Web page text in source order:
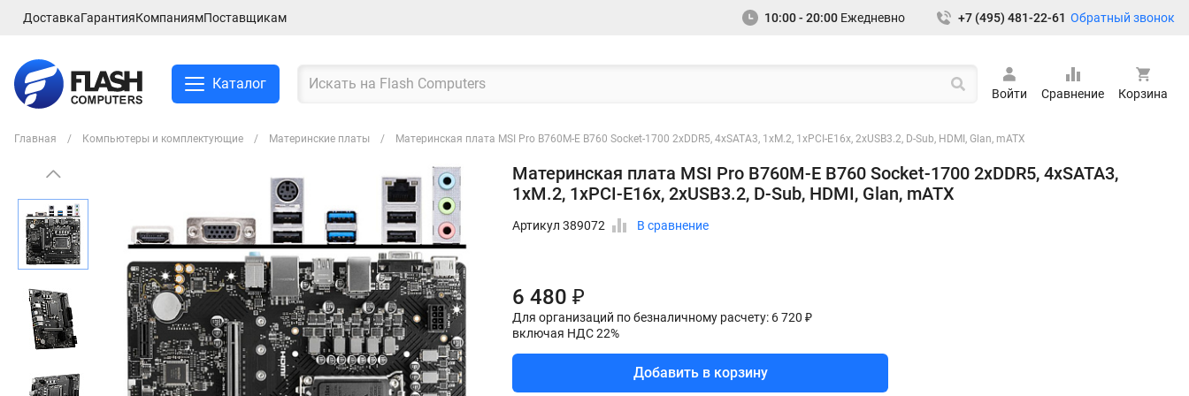
ДоставкаГарантияКомпаниямПоставщикам 10:00 - 20:00 Ежедневно +7 (495) 481-22-61 Обратный звонок
Каталог
Войти Сравнение Корзина
Главная Компьютеры и комплектующие Материнские платы Материнская плата MSI Pro B760M-E B760 Socket-1700 2xDDR5, 4xSATA3, 1xM.2, 1xPCI-E16x, 2xUSB3.2, D-Sub, HDMI, Glan, mATX
Ноутбуки и аксессуры
Компьютеры и
комплектующие
Сетевое оборудование
ТВ, Аудио и Видео
Материнская плата MSI Pro B760M-E B760 Socket-1700 2xDDR5, 4xSATA3,
1xM.2, 1xPCI-E16x, 2xUSB3.2, D-Sub, HDMI, Glan, mATX
Артикул 389072 В сравнение
6 480 ₽
Для организаций по безналичному расчету: 6 720 ₽
включая НДС 22%
Добавить в корзину